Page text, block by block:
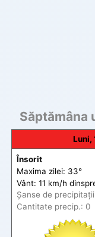
Săptămâna
Luni,
Însorit
Maxima zilei: 33°
Vânt: 11 km/h din
Șanse de precipitații
Cantitate precip.: 0